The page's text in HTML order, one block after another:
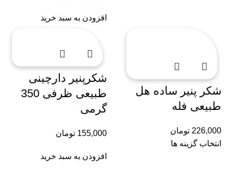
افزودن به سبد خرید
شکر پنیر ساده هل
طبیعی فله
226,000 تومان
انتخاب گزینه ها
شکرپنیر دارچینی
طبیعی ظرفی 350
گرمی
155,000 تومان
افزودن به سبد خرید